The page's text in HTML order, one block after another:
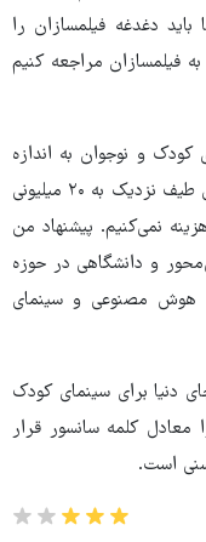
باید دغدغه فیلمسازان را
فیلمسازان مراجعه کنیم
کودک و نوجوان به اندازه
قرارداد یک بازیکن‌ فوتبال نیست. یعنی ما برای طیف نزدیک به ۲۰ میلیونی
نمی‌کنیم. پیشنهاد من
و دانشگاهی در حوزه
هوش مصنوعی و سینمای
دنیا برای سینمای کودک
کلمه سانسور قرار
سنی است.